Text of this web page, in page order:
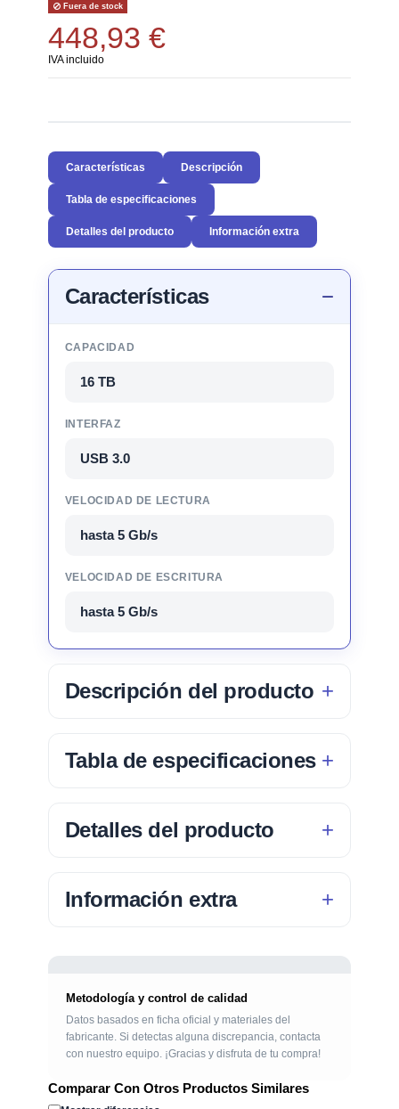
Fuera de stock
448,93 €
IVA incluido
Características Descripción
Tabla de especificaciones
Detalles del producto Información extra
Características
CAPACIDAD
16 TB
INTERFAZ
USB 3.0
VELOCIDAD DE LECTURA
hasta 5 Gb/s
VELOCIDAD DE ESCRITURA
hasta 5 Gb/s
Descripción del producto
Tabla de especificaciones
Detalles del producto
Información extra
Metodología y control de calidad
Datos basados en ficha oficial y materiales del
fabricante. Si detectas alguna discrepancia, contacta
con nuestro equipo. ¡Gracias y disfruta de tu compra!
Comparar Con Otros Productos Similares